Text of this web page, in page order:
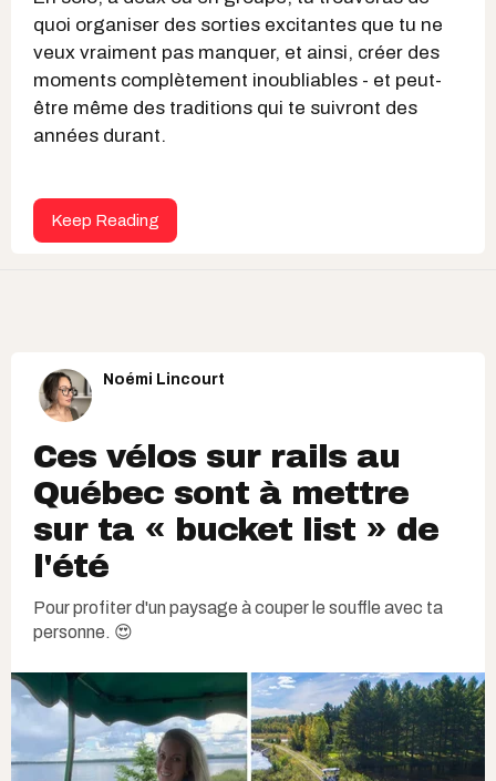
quoi organiser des sorties excitantes que tu ne
veux vraiment pas manquer, et ainsi, créer des
moments complètement inoubliables - et peut-
être même des traditions qui te suivront des
années durant.
Keep Reading
Noémi Lincourt
Ces vélos sur rails au
Québec sont à mettre
sur ta « bucket list » de
l'été
Pour profiter d'un paysage à couper le souffle avec ta
personne. 😍